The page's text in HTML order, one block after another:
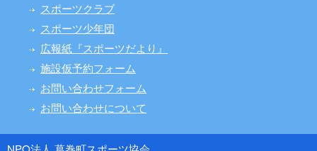
スポーツクラブ
スポーツ少年団
広報紙『スポーツだより』
施設仮予約フォーム
お問い合わせフォーム
お問い合わせについて